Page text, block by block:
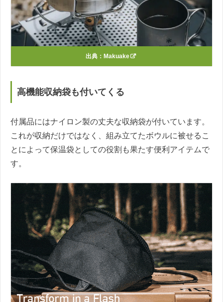
出典： Makuake
高機能収納袋も付いてくる
付属品にはナイロン製の丈夫な収納袋が付いています。
これが収納だけではなく、組み立てたボウルに被せるこ
とによって保温袋としての役割も果たす便利アイテムで
す。